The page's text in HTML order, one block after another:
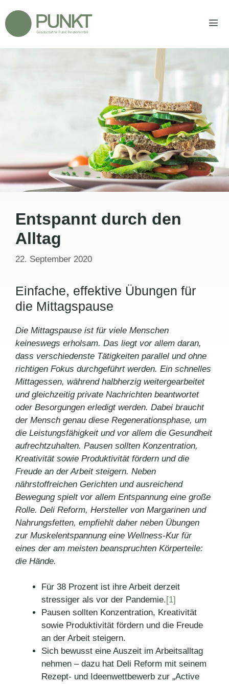
Inhalt
springen
Entspannt durch den
Alltag
22. September 2020
Einfache, effektive Übungen für
die Mittagspause
Die Mittagspause ist für viele Menschen
keineswegs erholsam. Das liegt vor allem daran,
dass verschiedenste Tätigkeiten parallel und ohne
richtigen Fokus durchgeführt werden. Ein schnelles
Mittagessen, während halbherzig weitergearbeitet
und gleichzeitig private Nachrichten beantwortet
oder Besorgungen erledigt werden. Dabei braucht
der Mensch genau diese Regenerationsphase, um
die Leistungsfähigkeit und vor allem die Gesundheit
aufrechtzuhalten. Pausen sollten Konzentration,
Kreativität sowie Produktivität fördern und die
Freude an der Arbeit steigern. Neben
nährstoffreichen Gerichten und ausreichend
Bewegung spielt vor allem Entspannung eine große
Rolle. Deli Reform, Hersteller von Margarinen und
Nahrungsfetten, empfiehlt daher neben Übungen
zur Muskelentspannung eine Wellness-Kur für
eines der am meisten beanspruchten Körperteile:
die Hände.
Für 38 Prozent ist ihre Arbeit derzeit
stressiger als vor der Pandemie.[1]
Pausen sollten Konzentration, Kreativität
sowie Produktivität fördern und die Freude
an der Arbeit steigern.
Sich bewusst eine Auszeit im Arbeitsalltag
nehmen – dazu hat Deli Reform mit seinem
Rezept- und Ideenwettbewerb zur „Active